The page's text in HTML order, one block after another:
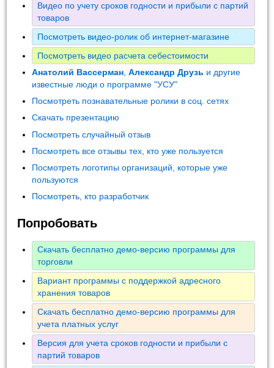
Видео по учету сроков годности и прибыли с партий
товаров
Посмотреть видео-ролик об интернет-магазине
Посмотреть видео расчета себестоимости
Анатолий Вассерман ,Александр Друзь и другие
известные люди о программе "УСУ"
Посмотреть познавательные ролики в соц. сетях
Скачать презентацию
Посмотреть случайный отзыв
Посмотреть все отзывы тех, кто уже пользуется
Посмотреть логотипы организаций, которые уже
пользуются
Посмотреть, кто разработчик
Попробовать
Скачать бесплатно демо-версию программы для
торговли
Вариант программы с поддержкой адресного
хранения товаров
Скачать бесплатно демо-версию программы для
учета платных услуг
Версия для учета сроков годности и прибыли с
партий товаров